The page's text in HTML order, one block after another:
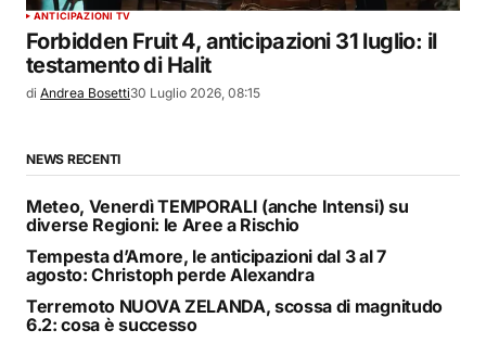
ANTICIPAZIONI TV
Forbidden Fruit 4, anticipazioni 31 luglio: il
testamento di Halit
di Andrea Bosetti30 Luglio 2026, 08:15
NEWS RECENTI
Meteo, Venerdì TEMPORALI (anche Intensi) su
diverse Regioni: le Aree a Rischio
Tempesta d’Amore, le anticipazioni dal 3 al 7
agosto: Christoph perde Alexandra
Terremoto NUOVA ZELANDA, scossa di magnitudo
6.2: cosa è successo